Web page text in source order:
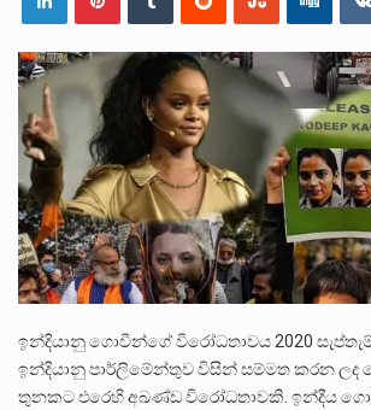
ඉන්දියානු ගොවීන්ගේ විරෝධතාවය 2020
ඉන්දියානු පාර්ලිමේන්තුව විසින් සම්මත කරන
තුනකට එරෙහි අඛණ්ඩ විරෝධතාවකි. ඉන්දීය